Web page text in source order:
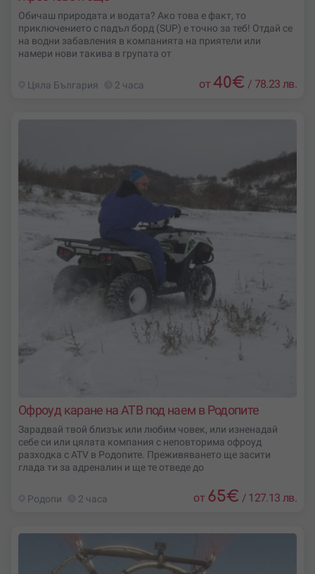
Обичаш природата и водата? Ако това е факт, то
приключението с падъл борд (SUP) e точно за теб! Отдай се
на водни забавления в компанията на приятели или
намери нови такива в групата от
Цяла България 2 часа от 40€ / 78.23 лв.
Офроуд каране на АТВ под наем в Родопите
Зарадвай твой близък или любим човек, или изненадай
себе си или цялата компания с неповторима офроуд
разходка с ATV в Родопите. Преживяването ще засити
глада ти за адреналин и ще те отведе до
Родопи 2 часа от 65€ / 127.13 лв.